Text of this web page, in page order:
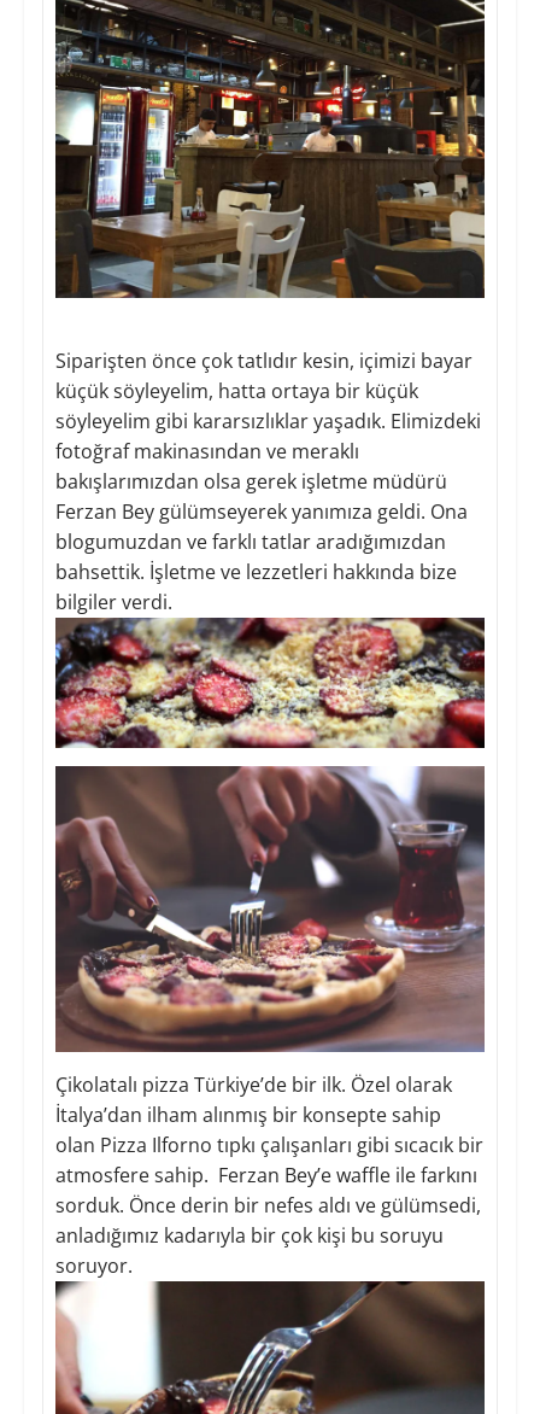
Siparişten önce çok tatlıdır kesin, içimizi bayar
küçük söyleyelim, hatta ortaya bir küçük
söyleyelim gibi kararsızlıklar yaşadık. Elimizdeki
fotoğraf makinasından ve meraklı
bakışlarımızdan olsa gerek işletme müdürü
Ferzan Bey gülümseyerek yanımıza geldi. Ona
blogumuzdan ve farklı tatlar aradığımızdan
bahsettik. İşletme ve lezzetleri hakkında bize
bilgiler verdi.
Çikolatalı pizza Türkiye’de bir ilk. Özel olarak
İtalya’dan ilham alınmış bir konsepte sahip
olan Pizza Ilforno tıpkı çalışanları gibi sıcacık bir
atmosfere sahip. Ferzan Bey’e waffle ile farkını
sorduk. Önce derin bir nefes aldı ve gülümsedi,
anladığımız kadarıyla bir çok kişi bu soruyu
soruyor.